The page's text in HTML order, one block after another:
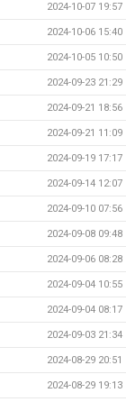
2024-10-07 19:57
2024-10-06 15:40
2024-10-05 10:50
2024-09-23 21:29
2024-09-21 18:56
2024-09-21 11:09
2024-09-19 17:17
2024-09-14 12:07
2024-09-10 07:56
2024-09-08 09:48
2024-09-06 08:28
2024-09-04 10:55
2024-09-04 08:17
2024-09-03 21:34
2024-08-29 20:51
2024-08-29 19:13